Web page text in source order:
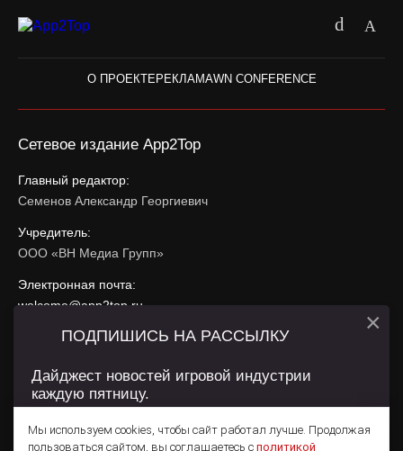
О ПРОЕКТЕРЕКЛАМАWN CONFERENCE
Сетевое издание App2Top
Главный редактор:
Семенов Александр Георгиевич
Учредитель:
ООО «ВН Медиа Групп»
Электронная почта:
welcome@app2top.ru
При использовании материалов активная ссылка на
Сайт использует IP адреса, cookie, данные геолокации
использования содержатся вПолитике конфиденциальностии
Мы используем cookies, чтобы сайт работал лучше. Продолжая
пользоваться сайтом, вы соглашаетесь с политикой
ПОДПИШИСЬ НА РАССЫЛКУ
Дайджест новостей игровой индустрии
каждую пятницу.
×